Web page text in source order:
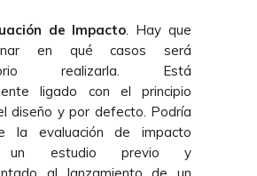
de Impacto. Hay que
en qué casos será
realizarla. Está
ligado con el principio
diseño y por defecto. Podría
la evaluación de impacto
un estudio previo y